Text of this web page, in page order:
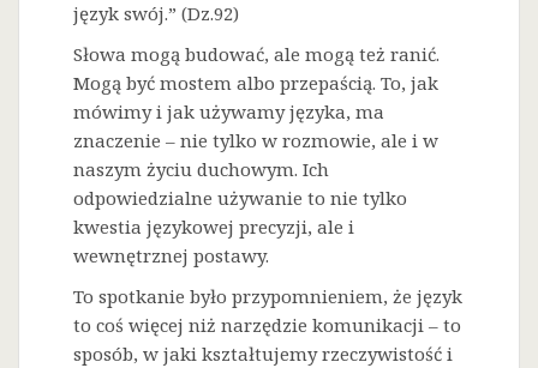
język swój.” (Dz.92)
Słowa mogą budować, ale mogą też ranić.
Mogą być mostem albo przepaścią. To, jak
mówimy i jak używamy języka, ma
znaczenie – nie tylko w rozmowie, ale i w
naszym życiu duchowym. Ich
odpowiedzialne używanie to nie tylko
kwestia językowej precyzji, ale i
wewnętrznej postawy.
To spotkanie było przypomnieniem, że język
to coś więcej niż narzędzie komunikacji – to
sposób, w jaki kształtujemy rzeczywistość i